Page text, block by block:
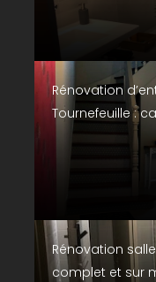
Rénovation
Tournefeuille :
Rénovation
complet et sur